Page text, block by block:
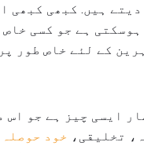
ہیں. کبھی کبھی
ہے جو کسی
کے لئے خاص طور
ایسی چیز ہے جو اس
تخلیقی، خود